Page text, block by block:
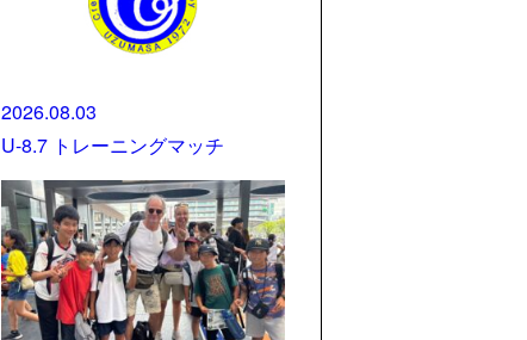
2026.08.03
U-8.7 トレーニングマッチ